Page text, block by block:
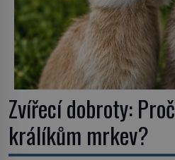
Zvířecí dobroty:
králíkům mrkev?